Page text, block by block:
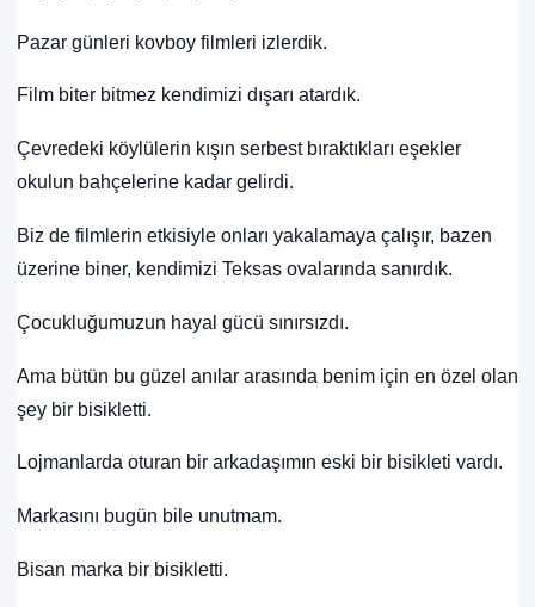
Pazar günleri kovboy filmleri izlerdik.
Film biter bitmez kendimizi dışarı atardık.
Çevredeki köylülerin kışın serbest bıraktıkları eşekler
okulun bahçelerine kadar gelirdi.
Biz de filmlerin etkisiyle onları yakalamaya çalışır, bazen
üzerine biner, kendimizi Teksas ovalarında sanırdık.
Çocukluğumuzun hayal gücü sınırsızdı.
Ama bütün bu güzel anılar arasında benim için en özel olan
şey bir bisikletti.
Lojmanlarda oturan bir arkadaşımın eski bir bisikleti vardı.
Markasını bugün bile unutmam.
Bisan marka bir bisikletti.